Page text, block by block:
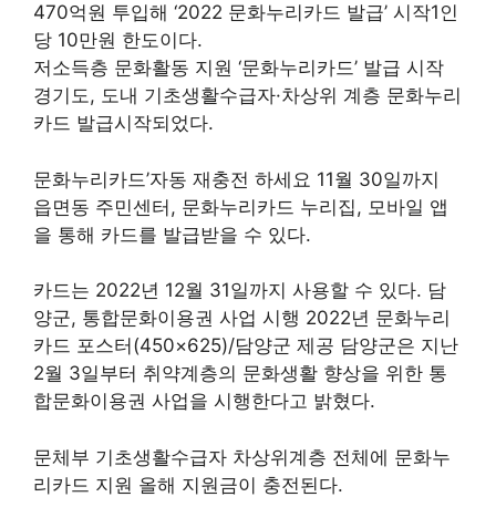
470억원 투입해 ‘2022 문화누리카드 발급’ 시작1인
당 10만원 한도이다.
저소득층 문화활동 지원 ‘문화누리카드’ 발급 시작
경기도, 도내 기초생활수급자·차상위 계층 문화누리
카드 발급시작되었다.
문화누리카드’자동 재충전 하세요 11월 30일까지
읍면동 주민센터, 문화누리카드 누리집, 모바일 앱
을 통해 카드를 발급받을 수 있다.
카드는 2022년 12월 31일까지 사용할 수 있다. 담
양군, 통합문화이용권 사업 시행 2022년 문화누리
카드 포스터(450×625)/담양군 제공 담양군은 지난
2월 3일부터 취약계층의 문화생활 향상을 위한 통
합문화이용권 사업을 시행한다고 밝혔다.
문체부 기초생활수급자 차상위계층 전체에 문화누
리카드 지원 올해 지원금이 충전된다.